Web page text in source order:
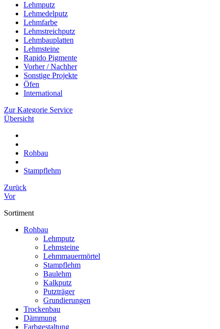
Lehmputz
Lehmedelputz
Lehmfarbe
Lehmstreichputz
Lehmbauplatten
Lehmsteine
Rapido Pigmente
Vorher / Nachher
Sonstige Projekte
Öfen
International
Zur Kategorie Service
Übersicht
Rohbau
Stampflehm
Zurück
Vor
Sortiment
Rohbau
Lehmputz
Lehmsteine
Lehmmauermörtel
Stampflehm
Baulehm
Kalkputz
Putzträger
Grundierungen
Trockenbau
Dämmung
Farbgestaltung